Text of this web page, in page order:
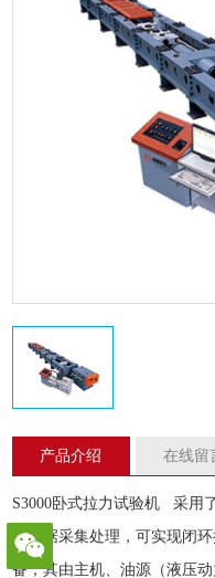
产品介绍 在线留
S3000卧式拉力试验机 采用了
机数据采集处理，可实现
备，其由主机、油源（液压动